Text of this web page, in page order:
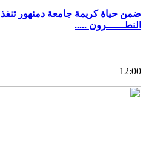
ضمن حياة كريمة جامعة دمنهور
النطــــــرون .....
12:00